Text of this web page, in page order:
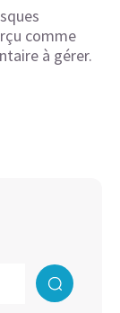
comme
à gérer.